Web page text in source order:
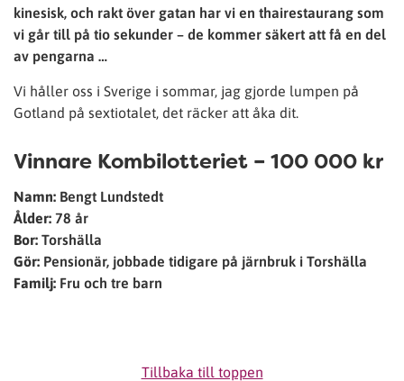
kinesisk, och rakt över gatan har vi en thairestaurang som
vi går till på tio sekunder – de kommer säkert att få en del
av pengarna …
Vi håller oss i Sverige i sommar, jag gjorde lumpen på
Gotland på sextiotalet, det räcker att åka dit.
Vinnare Kombilotteriet – 100 000 kr
Namn: Bengt Lundstedt
Ålder: 78 år
Bor: Torshälla
Gör: Pensionär, jobbade tidigare på järnbruk i Torshälla
Familj: Fru och tre barn
Tillbaka till toppen